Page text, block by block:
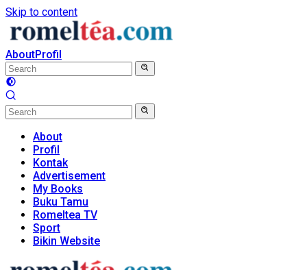
Skip to content
AboutProfil
About
Profil
Kontak
Advertisement
My Books
Buku Tamu
Romeltea TV
Sport
Bikin Website